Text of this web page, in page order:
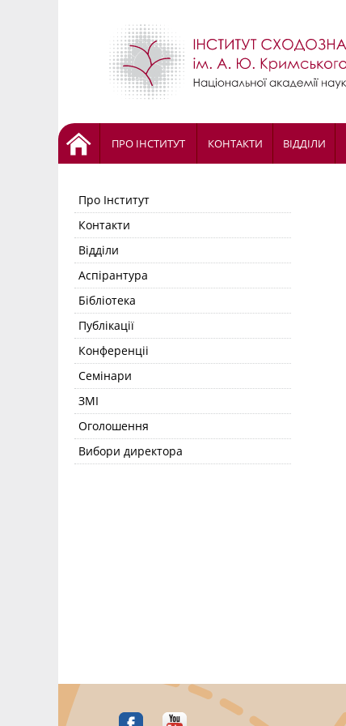
ПРО ІНСТИТУТ КОНТАКТИ ВІДДІЛИ
Про Інститут
Контакти
Відділи
Аспірантура
Бібліотека
Публікації
Конференціі
Семінари
ЗМІ
Оголошення
Вибори директора